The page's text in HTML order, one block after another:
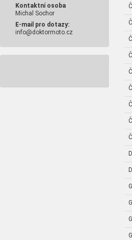
Kontaktní osoba
Michal Sochor
E-mail pro dotazy:
info@doktormoto.cz